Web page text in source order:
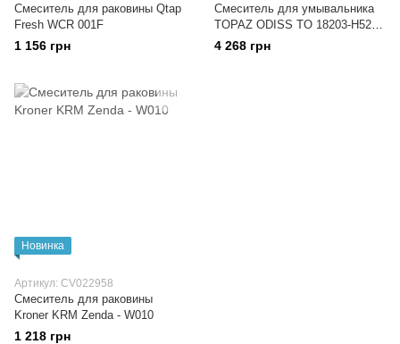
Смеситель для раковины Qtap
Fresh WCR 001F
1 156 грн
Смеситель для умывальника
TOPAZ ODISS TO 18203-H52-
WW
4 268 грн
Новинка
Артикул: CV022958
Смеситель для раковины
Kroner KRM Zenda - W010
1 218 грн